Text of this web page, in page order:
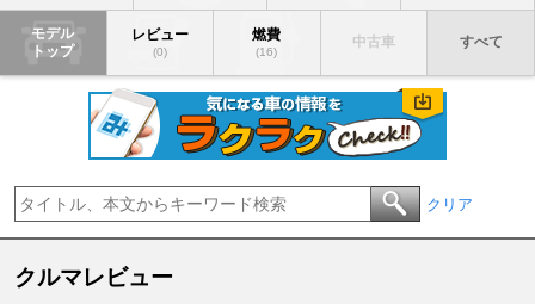
モデル
トップ
レビュー
(0)
燃費
(16)
中古車 すべて
クリア
クルマレビュー